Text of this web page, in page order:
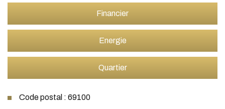
Financier
Energie
Quartier
Code postal : 69100